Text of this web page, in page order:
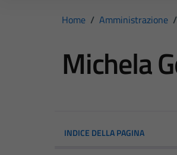
Home / Amministrazione /
Michela
INDICE DELLA PAGINA